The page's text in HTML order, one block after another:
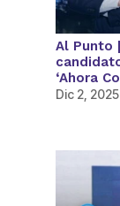
Al Punto
‘Ahora
Dic 2, 2025